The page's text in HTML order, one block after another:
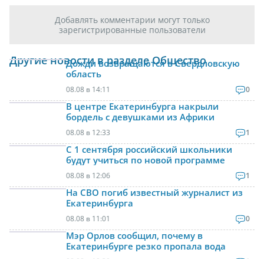
Добавлять комментарии могут только
зарегистрированные пользователи
Другие новости в разделе Общество
Дожди возвращаются в Свердловскую
область
08.08 в 14:11 0
В центре Екатеринбурга накрыли
бордель с девушками из Африки
08.08 в 12:33 1
С 1 сентября российский школьники
будут учиться по новой программе
08.08 в 12:06 1
На СВО погиб известный журналист из
Екатеринбурга
08.08 в 11:01 0
Мэр Орлов сообщил, почему в
Екатеринбурге резко пропала вода